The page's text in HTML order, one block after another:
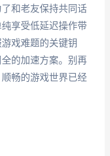
和老友保持共同话
享受低延迟操作带
戏难题的关键钥
的加速方案。别再
畅的游戏世界已经